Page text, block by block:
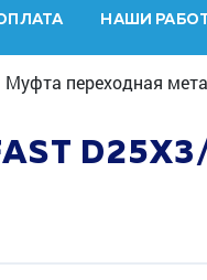
НАШИ
Муфта переходная